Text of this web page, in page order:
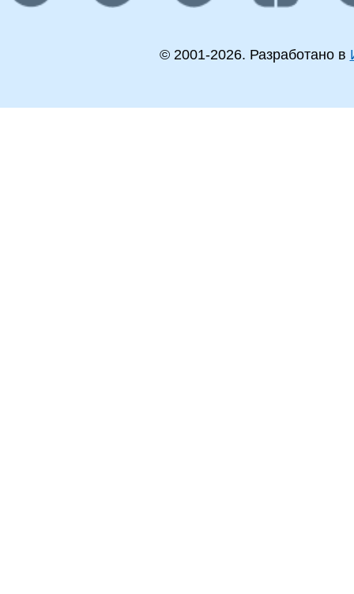
© 2001-2026. Разработано в